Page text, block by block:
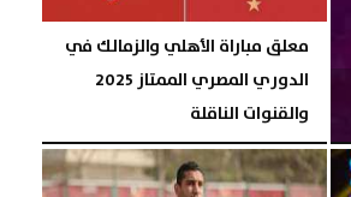
معلق مباراة الأهلي والزمالك في
الدوري المصري الممتاز 2025
والقنوات الناقلة
السبت، 22 فبراير 2025 05:19 مـ